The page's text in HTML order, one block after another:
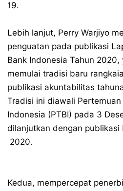
19.
Lebih lanjut, Perry Warjiyo
penguatan pada publikasi
Bank Indonesia Tahun
memulai tradisi baru
publikasi akuntabilitas
Tradisi ini diawali Pertemuan
Indonesia (PTBI) pada 3
dilanjutkan dengan publikasi
2020.
Kedua, mempercepat